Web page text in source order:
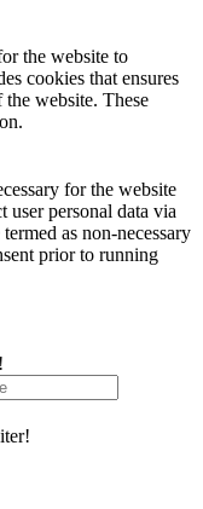
the website to
cookies that ensures
website. These
for the website
personal data via
as non-necessary
prior to running